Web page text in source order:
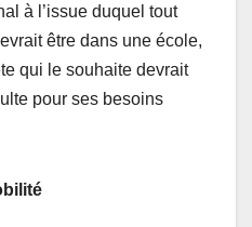
à l’issue duquel tout
être dans une école,
qui le souhaite devrait
pour ses besoins